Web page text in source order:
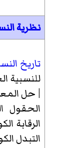
نظرية
تاريخ
للنسبية
| حل
الحقول
الرقابة
التبدل